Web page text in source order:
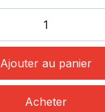
Ajouter au panier
Acheter